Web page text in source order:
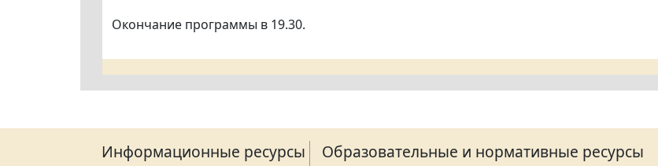
Окончание программы в 19.30.
Информационные ресурсы Образовательные и нормативные ресурсы